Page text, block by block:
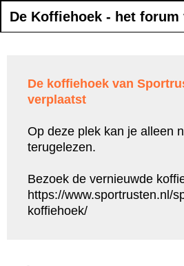
De Koffiehoek - het
De koffiehoek van
verplaatst
Op deze plek kan je alleen
terugelezen.
Bezoek de vernieuwde
https://www.sportrusten.nl/
koffiehoek/